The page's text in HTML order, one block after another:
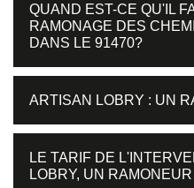
QUAND EST-CE QU'IL
RAMONAGE DES
DANS LE 91470?
ARTISAN LOBRY : UN
LE TARIF DE
LOBRY, UN